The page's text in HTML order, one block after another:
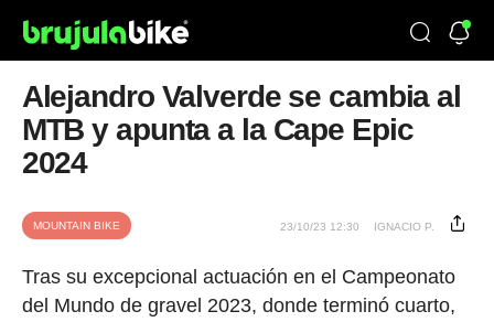
Alejandro Valverde se cambia al
MTB y apunta a la Cape Epic
2024
MOUNTAIN BIKE 23/10/23 12:30 IGNACIO P.
Tras su excepcional actuación en el Campeonato
del Mundo de gravel 2023, donde terminó cuarto,